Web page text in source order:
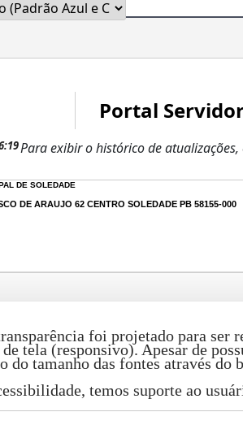
Portal
Para exibir o histórico de
DE SOLEDADE
DE ARAUJO 62 CENTRO SOLEDADE PB 58155-000
foi projetado para ser
tela (responsivo). Apesar de
do tamanho das fontes através do
temos suporte ao